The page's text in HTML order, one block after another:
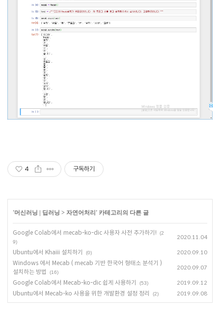
4 구독하기
'머신러닝 | 딥러닝 > 자연어처리 ' 카테고리의 다른 글
Google Colab에서 mecab-ko-dic 사용자 사전 추가하기!
(2
9)
2020.11.04
Ubuntu에서 Khaiii 설치하기 (0) 2020.09.10
Windows 에서 Mecab ( mecab 기반 한국어 형태소 분석기 )
설치하는 방법
(16)
2020.09.07
Google Colab에서 Mecab-ko-dic 쉽게 사용하기 (53) 2019.09.12
Ubuntu에서 Mecab-ko 사용을 위한 개발환경 설정 정리 (2) 2019.09.08